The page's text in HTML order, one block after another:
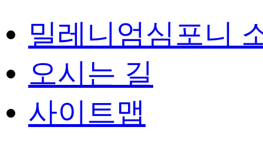
밀레니엄심포니
오시는 길
사이트맵